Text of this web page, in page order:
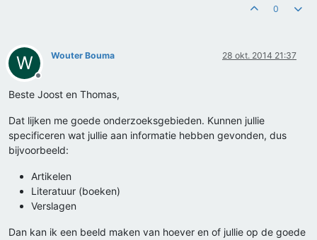
0
W
Offline
Wouter Bouma 28 okt. 2014 21:37
Beste Joost en Thomas,
Dat lijken me goede onderzoeksgebieden. Kunnen jullie
specificeren wat jullie aan informatie hebben gevonden, dus
bijvoorbeeld:
Artikelen
Literatuur (boeken)
Verslagen
Dan kan ik een beeld maken van hoever en of jullie op de goede